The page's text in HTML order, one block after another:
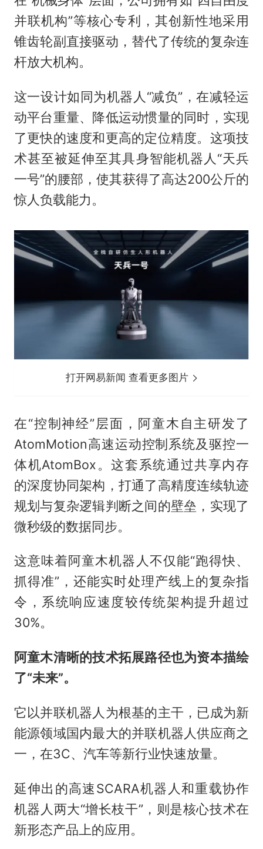
并联机构”等核心专利，其创新性地采用
锥齿轮副直接驱动，替代了传统的复杂连
杆放大机构。
这一设计如同为机器人“减负”，在减轻运
动平台重量、降低运动惯量的同时，实现
了更快的速度和更高的定位精度。这项技
术甚至被延伸至其具身智能机器人“天兵
一号”的腰部，使其获得了高达200公斤的
惊人负载能力。
打开网易新闻 查看更多图片
在“控制神经”层面，阿童木自主研发了
AtomMotion高速运动控制系统及驱控一
体机AtomBox。这套系统通过共享内存
的深度协同架构，打通了高精度连续轨迹
规划与复杂逻辑判断之间的壁垒，实现了
微秒级的数据同步。
这意味着阿童木机器人不仅能“跑得快、
抓得准”，还能实时处理产线上的复杂指
令，系统响应速度较传统架构提升超过
30%。
阿童木清晰的技术拓展路径也为资本描绘
了“未来”。
它以并联机器人为根基的主干，已成为新
能源领域国内最大的并联机器人供应商之
一，在3C、汽车等新行业快速放量。
延伸出的高速SCARA机器人和重载协作
机器人两大“增长枝干”，则是核心技术在
新形态产品上的应用。